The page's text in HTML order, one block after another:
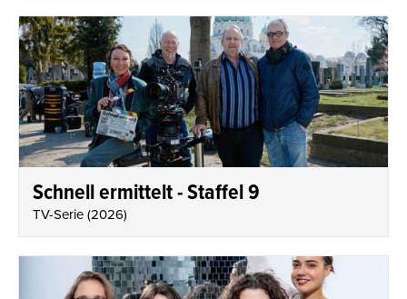
Schnell ermittelt - Staffel 9
TV-Serie(2026)